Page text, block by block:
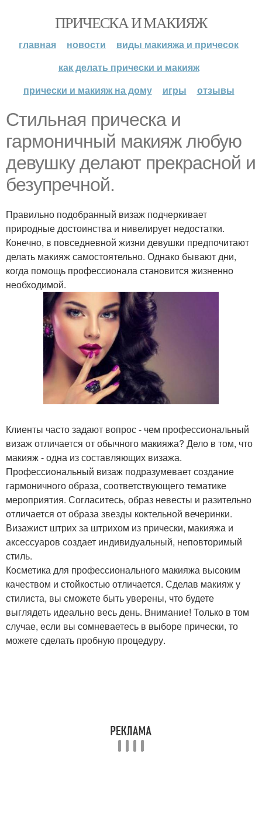
ПРИЧЕСКА И МАКИЯЖ
главная новости
виды макияжа и причесок
как делать прически и макияж
прически и макияж на дому
игры отзывы
Стильная прическа и
гармоничный макияж любую
девушку делают прекрасной и
безупречной.
Правильно подобранный визаж подчеркивает
природные достоинства и нивелирует недостатки.
Конечно, в повседневной жизни девушки предпочитают
делать макияж самостоятельно. Однако бывают дни,
когда помощь профессионала становится жизненно
необходимой.
Клиенты часто задают вопрос - чем профессиональный
визаж отличается от обычного макияжа? Дело в том, что
макияж - одна из составляющих визажа.
Профессиональный визаж подразумевает создание
гармоничного образа, соответствующего тематике
мероприятия. Согласитесь, образ невесты и разительно
отличается от образа звезды коктельной вечеринки.
Визажист штрих за штрихом из прически, макияжа и
аксессуаров создает индивидуальный, неповторимый
стиль.
Косметика для профессионального макияжа высоким
качеством и стойкостью отличается. Сделав макияж у
стилиста, вы сможете быть уверены, что будете
выглядеть идеально весь день. Внимание! Только в том
случае, если вы сомневаетесь в выборе прически, то
можете сделать пробную процедуру.